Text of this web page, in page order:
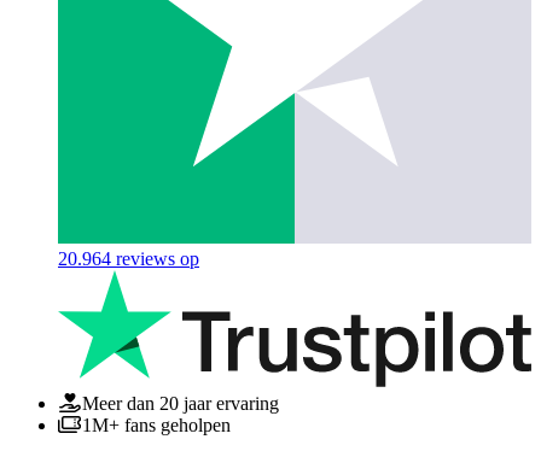
20.964 reviews op
Meer dan 20 jaar ervaring
1M+ fans geholpen